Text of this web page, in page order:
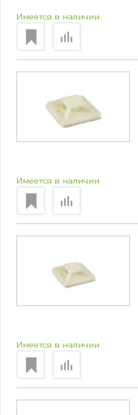
Имеется в наличии
Имеется в наличии
Имеется в наличии